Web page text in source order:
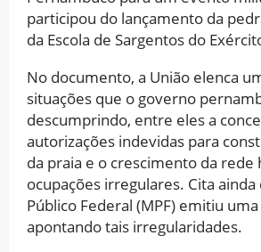
participou do lançamento da
da Escola de Sargentos do
No documento, a União elenca
situações que o governo
descumprindo, entre eles a
autorizações indevidas para
da praia e o crescimento da rede
ocupações irregulares. Cita
Público Federal (MPF) emitiu
apontando tais irregularidades.